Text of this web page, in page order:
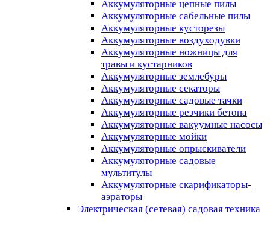
Аккумуляторные цепные пилы
Аккумуляторные сабельные пилы
Аккумуляторные кусторезы
Аккумуляторные воздуходувки
Аккумуляторные ножницы для
травы и кустарников
Аккумуляторные землебуры
Аккумуляторные секаторы
Аккумуляторные садовые тачки
Аккумуляторные резчики бетона
Аккумуляторные вакуумные насосы
Аккумуляторные мойки
Аккумуляторные опрыскиватели
Аккумуляторные садовые
мультитулы
Аккумуляторные скарификаторы-
аэраторы
Электрическая (сетевая) садовая техника